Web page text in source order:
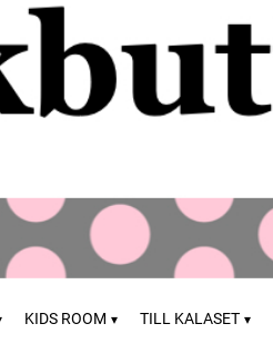
KIDS ROOM TILL KALASET